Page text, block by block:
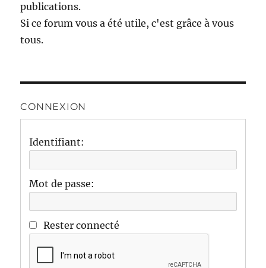
publications.
Si ce forum vous a été utile, c'est grâce à vous
tous.
CONNEXION
Identifiant:
Mot de passe:
Rester connecté